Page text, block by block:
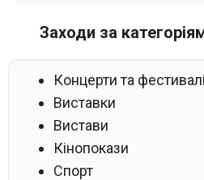
Заходи за
Концерти та фестивалі
Виставки
Вистави
Кінопокази
Спорт